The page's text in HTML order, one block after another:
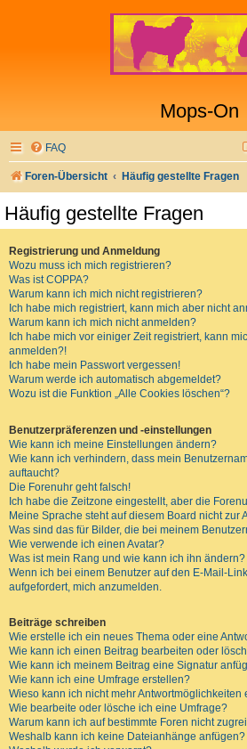
Mops-On
FAQ
Foren-Übersicht Häufig gestellte Fragen
Häufig gestellte Fragen
Registrierung und Anmeldung
Wozu muss ich mich registrieren?
Was ist COPPA?
Warum kann ich mich nicht registrieren?
Ich habe mich registriert, kann mich aber nicht
Warum kann ich mich nicht anmelden?
Ich habe mich vor einiger Zeit registriert, kann
anmelden?!
Ich habe mein Passwort vergessen!
Warum werde ich automatisch abgemeldet?
Wozu ist die Funktion „Alle Cookies löschen“?
Benutzerpräferenzen und -einstellungen
Wie kann ich meine Einstellungen ändern?
Wie kann ich verhindern, dass mein
auftaucht?
Die Forenuhr geht falsch!
Ich habe die Zeitzone eingestellt, aber die
Meine Sprache steht auf diesem Board nicht zur
Was sind das für Bilder, die bei meinem
Wie verwende ich einen Avatar?
Was ist mein Rang und wie kann ich ihn ändern?
Wenn ich bei einem Benutzer auf den E-Mail-
aufgefordert, mich anzumelden.
Beiträge schreiben
Wie erstelle ich ein neues Thema oder eine
Wie kann ich einen Beitrag bearbeiten oder
Wie kann ich meinem Beitrag eine Signatur
Wie kann ich eine Umfrage erstellen?
Wieso kann ich nicht mehr Antwortmöglichkeiten
Wie bearbeite oder lösche ich eine Umfrage?
Warum kann ich auf bestimmte Foren nicht
Weshalb kann ich keine Dateianhänge anfügen?